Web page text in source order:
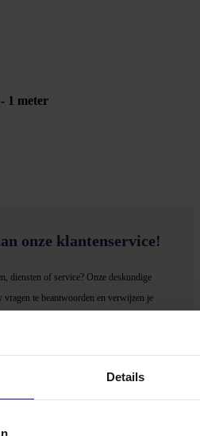
Details
1 meter
onze klantenservice!
diensten of service? Onze deskundige
vragen te beantwoorden en verwijzen je
van maandag t/m vrijdag van 09.00
tot 15.00 uur.